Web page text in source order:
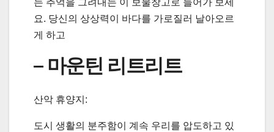
는 추억을 그려내는 이 보물창고로 들어가 보세
요. 당신의 상상력이 바다를 가로질러 날아오르
게 하고
– 마운틴 리트리트
산악 휴양지:
도시 생활의 분주함이 계속 우리를 압도하고 있